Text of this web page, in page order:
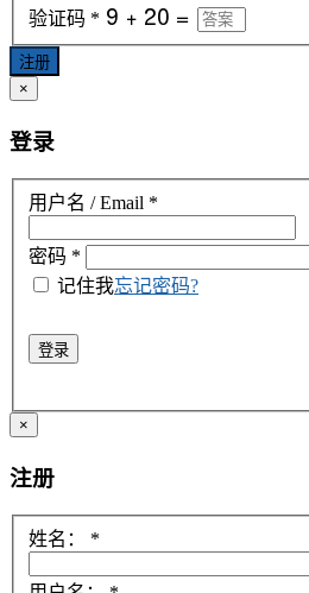
验证码 *
注册
×
登录
用户名 / Email *
密码 *
记住我忘记密码?
登录
×
注册
姓名： *